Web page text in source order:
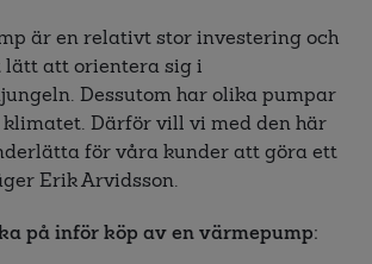
är en relativt stor investering och
lätt att orientera sig i
Dessutom har olika pumpar
Därför vill vi med den här
för våra kunder att göra ett
Erik Arvidsson.
på inför köp av en värmepump: